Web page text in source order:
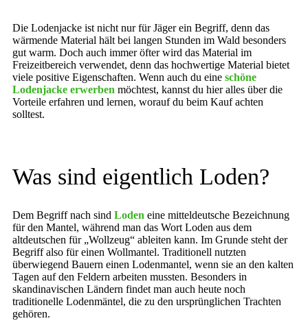
Die Lodenjacke ist nicht nur für Jäger ein Begriff, denn das
wärmende Material hält bei langen Stunden im Wald besonders
gut warm. Doch auch immer öfter wird das Material im
Freizeitbereich verwendet, denn das hochwertige Material bietet
viele positive Eigenschaften. Wenn auch du eine schöne
Lodenjacke erwerben möchtest, kannst du hier alles über die
Vorteile erfahren und lernen, worauf du beim Kauf achten
solltest.
Was sind eigentlich Loden?
Dem Begriff nach sind Loden eine mitteldeutsche Bezeichnung
für den Mantel, während man das Wort Loden aus dem
altdeutschen für „Wollzeug“ ableiten kann. Im Grunde steht der
Begriff also für einen Wollmantel. Traditionell nutzten
überwiegend Bauern einen Lodenmantel, wenn sie an den kalten
Tagen auf den Feldern arbeiten mussten. Besonders in
skandinavischen Ländern findet man auch heute noch
traditionelle Lodenmäntel, die zu den ursprünglichen Trachten
gehören.